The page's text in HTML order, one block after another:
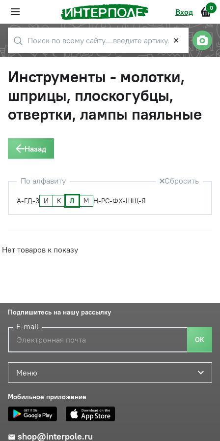
Вход 0
✕
Инструменты - молотки,
шприцы, плоскогубцы,
отвертки, лампы паяльные
Назад
По алфавиту Сбросить
А-ГД-З И К Л М Н-РС-ФХ-ШЩ-Я
Нет товаров к показу
Меню
Мобильное приложение
shop@interpole.ru
Подпишитесь на нашу рассылку
E-mail
ОК